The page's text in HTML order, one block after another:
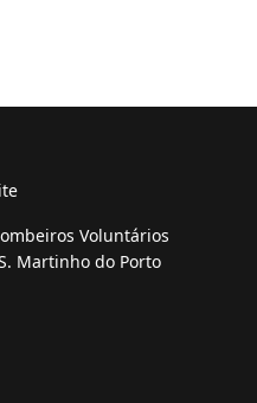
Voluntários
Martinho do Porto